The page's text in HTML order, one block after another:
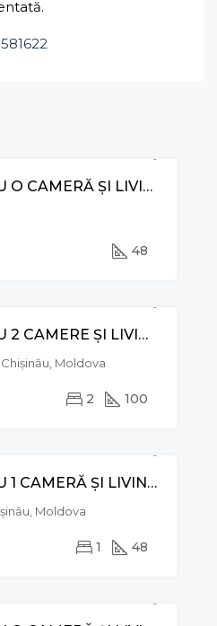
VÂNZAREAPARTAMENT CU O CAMERĂ ȘI LIVING, STR. DIMO, DURLEȘTI
48
CHIRIE EXCLUSIVE
APARTAMENT CU 2 CAMERE ȘI LIVING, STR. ION BUZDUGAN, BUIUCANI
Moldova
2 100
VÂNZAREAPARTAMENT CU 1 CAMERĂ ȘI LIVING, BD. DACIA, BOTANICA
Moldova
1 48